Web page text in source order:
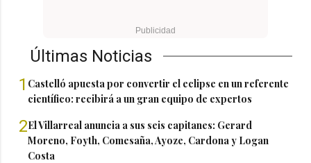
Últimas Noticias
1 Castelló apuesta por convertir el eclipse en un referente
científico: recibirá a un gran equipo de expertos
2El Villarreal anuncia a sus seis capitanes: Gerard
Moreno, Foyth, Comesaña, Ayoze, Cardona y Logan
Costa